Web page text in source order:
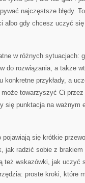
najczęstsze błędy.
albo gdy chcesz uczyć
w różnych
do rozwiązania, a także
konkretne przykłady, a
towarzyszyć Ci
się punktacja na ważnym
się krótkie
jak radzić sobie z
też wskazówki, jak
proste kroki, które